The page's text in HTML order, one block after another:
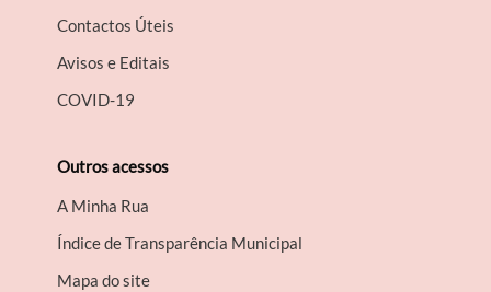
Contactos Úteis
Avisos e Editais
COVID-19
Outros acessos
A Minha Rua
Índice de Transparência Municipal
Mapa do site